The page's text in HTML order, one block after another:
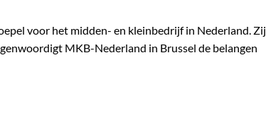
voor het midden- en kleinbedrijf in Nederland. Zij
MKB-Nederland in Brussel de belangen